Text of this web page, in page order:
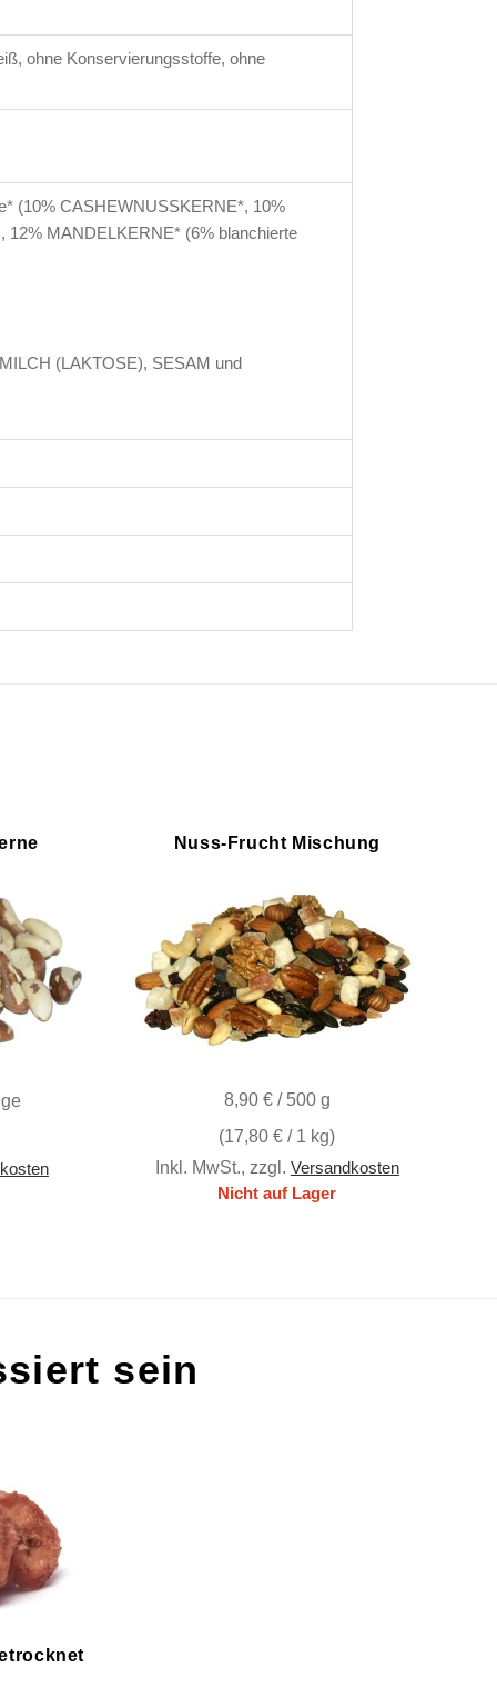
ohne Konservierungsstoffe, ohne
(10% CASHEWNUSSKERNE*, 10%
MANDELKERNE* (6% blanchierte
(LAKTOSE), SESAM und
Nuss-Frucht Mischung
8,90 € / 500 g
(17,80 € / 1 kg)
Inkl. MwSt., zzgl. Versandkosten
Nicht auf Lager
sein